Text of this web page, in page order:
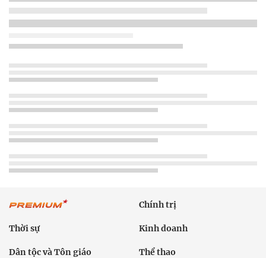
Chính trị
Thời sự Kinh doanh
Dân tộc và Tôn giáo Thể thao